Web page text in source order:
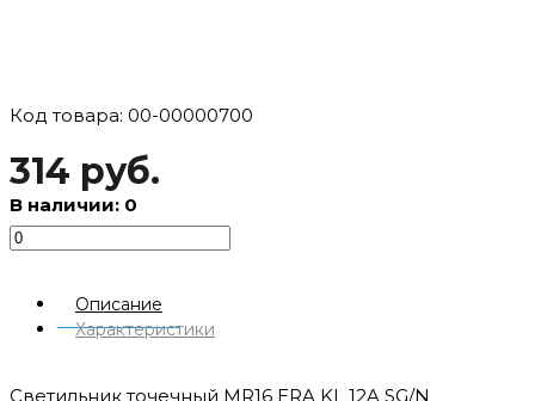
Код товара: 00-00000700
314 руб.
В наличии: 0
Описание
Характеристики
Светильник точечный MR16 ERA KL 12A SG/N